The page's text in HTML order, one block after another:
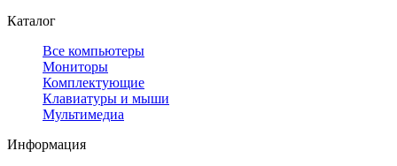
Каталог
Все компьютеры
Мониторы
Комплектующие
Клавиатуры и мыши
Мультимедиа
Информация